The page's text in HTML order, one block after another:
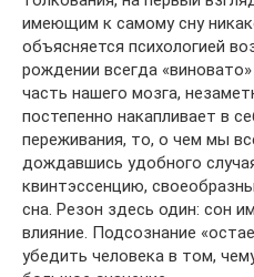
имеющим к самому сну
объясняется психологией
рождении всегда
часть нашего мозга,
постепенно накапливает в
переживания, то, о чем мы
дождавшись удобного
квинтэссенцию,
сна. Резон здесь один: сон
влияние. Подсознание
убедить человека в том,